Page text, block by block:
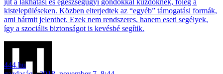
jut a lakhatási és egészségügyi gondokkal küzdőknek, főleg a
kistelepüléseken. Közben elterjedtek az “egyéb” támogatási formák,
ami bármit jelenthet. Ezek nem rendszeres, hanem eseti segélyek,
így a szociális biztonságot is kevésbé segítik.
444.hu